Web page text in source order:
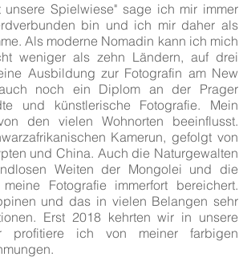
Spielwiese" sage ich mir immer
bin und ich mir daher als
Als moderne Nomadin kann ich mich
weniger als zehn Ländern, auf drei
Ausbildung zur Fotografin am New
noch ein Diplom an der Prager
und künstlerische Fotografie. Mein
den vielen Wohnorten beeinflusst.
Kamerun, gefolgt von
und China. Auch die Naturgewalten
Weiten der Mongolei und die
Fotografie immerfort bereichert.
und das in vielen Belangen sehr
Erst 2018 kehrten wir in unsere
profitiere ich von meiner farbigen